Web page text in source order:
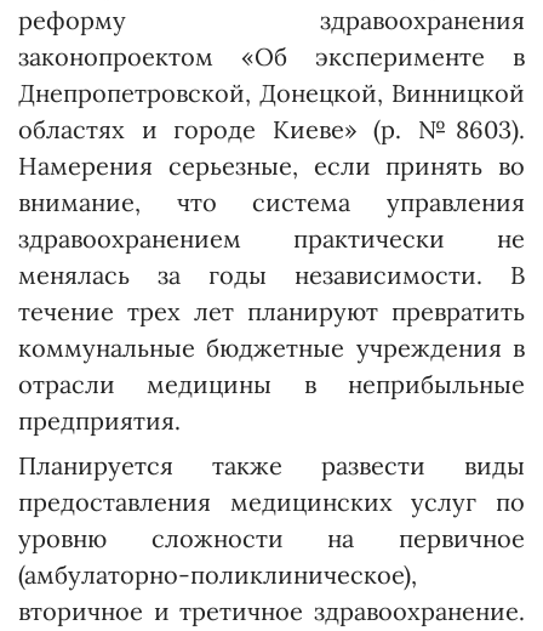
реформу здравоохранения
законопроектом «Об эксперименте в
Днепропетровской, Донец­кой, Винницкой
областях и городе Киеве» (р. №8603).
Намерения серьезные, если принять во
внимание, что система управле­ния
здравоохранением практически не
менялась за годы независимости. В
течение трех лет планируют превратить
коммунальные бюджетные учреждения в
отрасли медицины в неприбыльные
предприятия.
Планируется также развести виды
предоставления медицинских услуг по
уровню сложности на первичное
(амбулаторно-поликлиническое),
вторичное и третичное здравоохранение.